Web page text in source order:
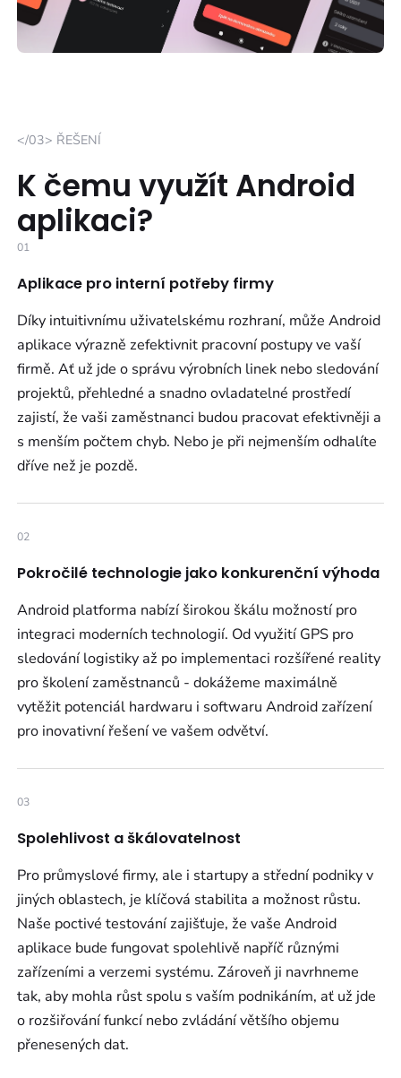
</03> ŘEŠENÍ
K čemu využít Android
aplikaci?
01
Aplikace pro interní potřeby firmy
Díky intuitivnímu uživatelskému rozhraní, může Android
aplikace výrazně zefektivnit pracovní postupy ve vaší
firmě. Ať už jde o správu výrobních linek nebo sledování
projektů, přehledné a snadno ovladatelné prostředí
zajistí, že vaši zaměstnanci budou pracovat efektivněji a
s menším počtem chyb. Nebo je při nejmenším odhalíte
dříve než je pozdě.
02
Pokročilé technologie jako konkurenční výhoda
Android platforma nabízí širokou škálu možností pro
integraci moderních technologií. Od využití GPS pro
sledování logistiky až po implementaci rozšířené reality
pro školení zaměstnanců - dokážeme maximálně
vytěžit potenciál hardwaru i softwaru Android zařízení
pro inovativní řešení ve vašem odvětví.
03
Spolehlivost a škálovatelnost
Pro průmyslové firmy, ale i startupy a střední podniky v
jiných oblastech, je klíčová stabilita a možnost růstu.
Naše poctivé testování zajišťuje, že vaše Android
aplikace bude fungovat spolehlivě napříč různými
zařízeními a verzemi systému. Zároveň ji navrhneme
tak, aby mohla růst spolu s vaším podnikáním, ať už jde
o rozšiřování funkcí nebo zvládání většího objemu
přenesených dat.